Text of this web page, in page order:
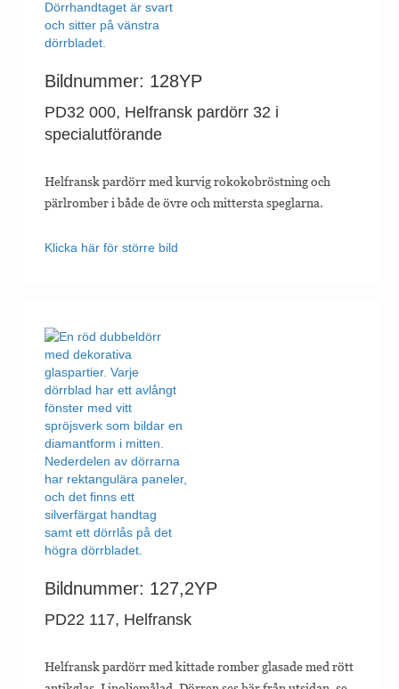
Bildnummer: 128YP
PD32 000, Helfransk pardörr 32 i
specialutförande
Helfransk pardörr med kurvig rokokobröstning och
pärlromber i både de övre och mittersta speglarna.
Klicka här för större bild
Bildnummer: 127,2YP
PD22 117, Helfransk
Helfransk pardörr med kittade romber glasade med rött